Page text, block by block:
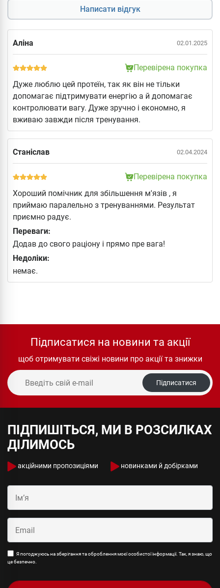
Написати відгук
Аліна 02.01.2025
Перевірена покупка
Дуже люблю цей протеїн, так як він не тільки
допомагає підтримувати енергію а й допомагає
контролювати вагу. Дуже зручно і економно, я
вживаю завжди після тренування.
Станіслав 02.04.2024
Перевірена покупка
Хороший помічник для збільшення м'язів , я
приймаю паралельно з тренуваннями. Результат
приємно радує.
Переваги:
Додав до свого раціону і прямо пре вага!
Недоліки:
немає.
Підписатися на новини та акції
щоб отримувати свіжі новини про акції та знижки
Підписатися
ПІДПИШІТЬСЯ, МИ В РОЗСИЛКАХ
ДІЛИМОСЬ
акційними пропозиціями новинками й добірками
Я погоджуюсь на зберігання та оброблення моєї особистої інформації. Так, я знаю, що
це безпечно.